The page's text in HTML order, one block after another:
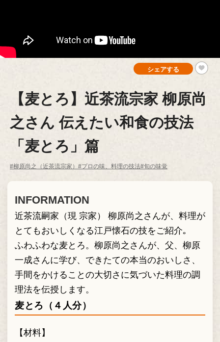
シェアする
【麦とろ】近茶流宗家 柳原尚
之さん 伝えたい和食の技法
「麦とろ」篇
#柳原尚之（近茶流宗家） #プロの味、料理の技法#旬の味覚
INFORMATION
近茶流嗣家（現 宗家） 柳原尚之さんが、料理が
とてもおいしくなる江戸懐石の技をご紹介｡
ふわふわな麦とろ。柳原尚之さんが、父、柳原
一成さんに学び、できたての本当のおいしさ、
手間をかけることの大切さに気づいた料理の調
理法を伝授します。
麦とろ（４人分）
【材料】